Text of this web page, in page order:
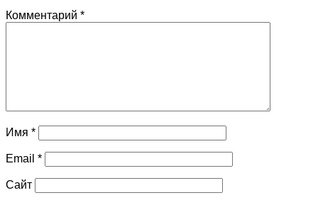
Комментарий *
Имя *
Email *
Сайт